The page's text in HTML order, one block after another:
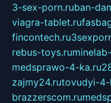
3-sex-porn.ruban-
viagra-tablet.ru
fincontech.ru
rebus-toys.ru
medsprawo-4-ka.ru
zajmy24.rutovudyi-4-
brazzerscom.ru